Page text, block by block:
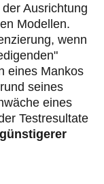
Ausrichtung
Modellen.
wenn
eines Mankos
seines
eines
Testresultate